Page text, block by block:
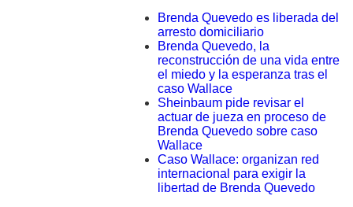
Brenda Quevedo es liberada del
arresto domiciliario
Brenda Quevedo, la
reconstrucción de una vida entre
el miedo y la esperanza tras el
caso Wallace
Sheinbaum pide revisar el
actuar de jueza en proceso de
Brenda Quevedo sobre caso
Wallace
Caso Wallace: organizan red
internacional para exigir la
libertad de Brenda Quevedo